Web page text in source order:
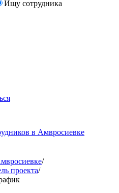
Ищу сотрудника
в Амвросиевке
/
проекта/